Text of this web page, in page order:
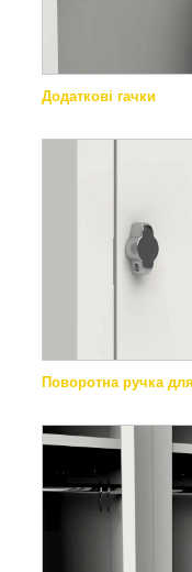
Додаткові гачки
Поворотна ручка